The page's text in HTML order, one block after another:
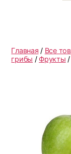
Главная / Все
грибы / Фрукты